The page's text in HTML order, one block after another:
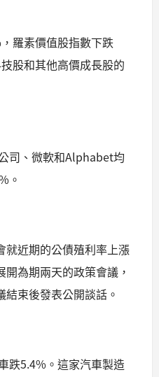
羅素價值股指數下跌
股和其他高價成長股的
司、微軟和Alphabet均
。
就近期的公債殖利率上漲
為期兩天的政策會議，
束後發表公開談話。
跌5.4%。這家汽車製造